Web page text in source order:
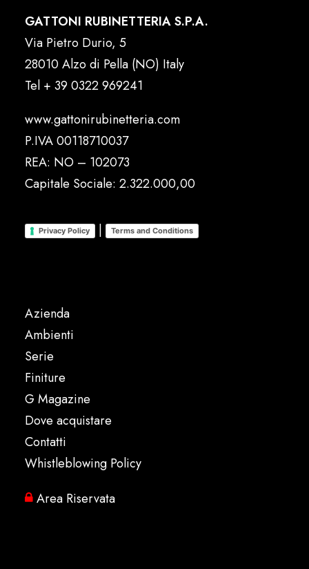
GATTONI RUBINETTERIA S.P.A.
Via Pietro Durio, 5
28010 Alzo di Pella (NO) Italy
Tel + 39 0322 969241
www.gattonirubinetteria.com
P.IVA 00118710037
REA: NO – 102073
Capitale Sociale: 2.322.000,00
Privacy Policy | Terms and Conditions
Azienda
Ambienti
Serie
Finiture
G Magazine
Dove acquistare
Contatti
Whistleblowing Policy
Area Riservata